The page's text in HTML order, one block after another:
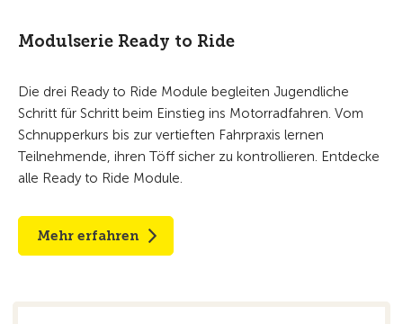
Modulserie Ready to Ride
Die drei Ready to Ride Module begleiten Jugendliche
Schritt für Schritt beim Einstieg ins Motorradfahren. Vom
Schnupperkurs bis zur vertieften Fahrpraxis lernen
Teilnehmende, ihren Töff sicher zu kontrollieren. Entdecke
alle Ready to Ride Module.
Mehr erfahren